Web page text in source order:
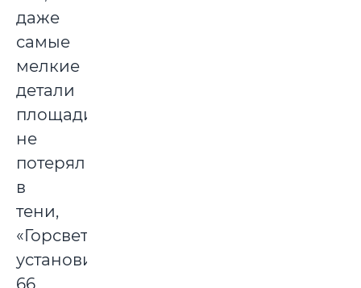
даже
самые
мелкие
детали
площади
не
потерялись
в
тени,
«Горсвет»
установил
66